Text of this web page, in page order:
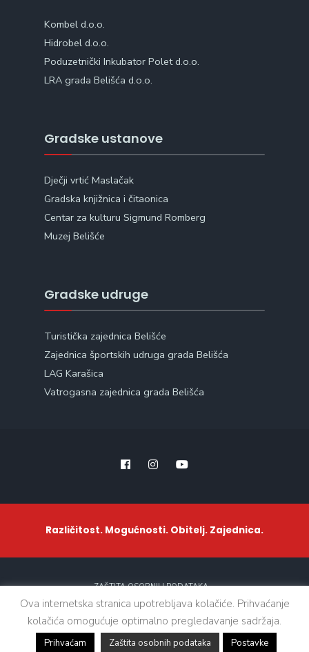
Kombel d.o.o.
Hidrobel d.o.o.
Poduzetnički Inkubator Polet d.o.o.
LRA grada Belišća d.o.o.
Gradske ustanove
Dječji vrtić Maslačak
Gradska knjižnica i čitaonica
Centar za kulturu Sigmund Romberg
Muzej Belišće
Gradske udruge
Turistička zajednica Belišće
Zajednica športskih udruga grada Belišća
LAG Karašica
Vatrogasna zajednica grada Belišća
Različitost. Mogućnosti. Obitelj. Zajednica.
ZAŠTITA OSOBNIH PODATAKA
Sva prava zadržana. © 2021 - Grad Belišće
Ova internetska stranica upotrebljava kolačiće. Prihvaćanje
kolačića omogućuje optimalno pregledavanje sadržaja.
Prihvaćam Zaštita osobnih podataka Postavke